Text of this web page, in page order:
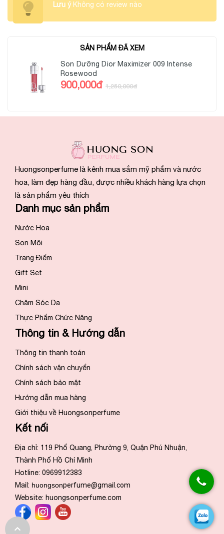
Lưu ýKhông có review nào
SẢN PHẨM ĐÃ XEM
Son Dưỡng Dior Maximizer 009 Intense
Rosewood
900,000đ 1,250,000đ
Huongsonperfume là kênh mua sắm mỹ phẩm và nước
hoa, làm đẹp hàng đầu, được nhiều khách hàng lựa chọn
là sản phẩm yêu thích
Danh mục sản phẩm
Nước Hoa
Son Môi
Trang Điểm
Gift Set
Mini
Chăm Sóc Da
Thực Phẩm Chức Năng
Thông tin & Hướng dẫn
Thông tin thanh toán
Chính sách vận chuyển
Chính sách bảo mật
Hướng dẫn mua hàng
Giới thiệu về Huongsonperfume
Kết nối
Địa chỉ: 119 Phổ Quang, Phường 9, Quận Phú Nhuận,
Thành Phố Hồ Chí Minh
Hotline: 0969912383
Mail: huongsonperfume@gmail.com
Website: huongsonperfume.com